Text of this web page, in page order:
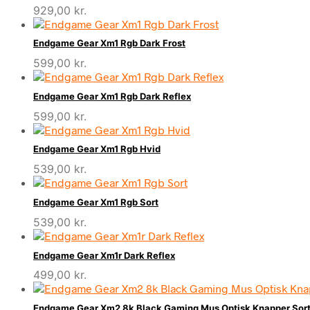
929,00 kr.
Endgame Gear Xm1 Rgb Dark Frost
599,00 kr.
Endgame Gear Xm1 Rgb Dark Reflex
599,00 kr.
Endgame Gear Xm1 Rgb Hvid
539,00 kr.
Endgame Gear Xm1 Rgb Sort
539,00 kr.
Endgame Gear Xm1r Dark Reflex
499,00 kr.